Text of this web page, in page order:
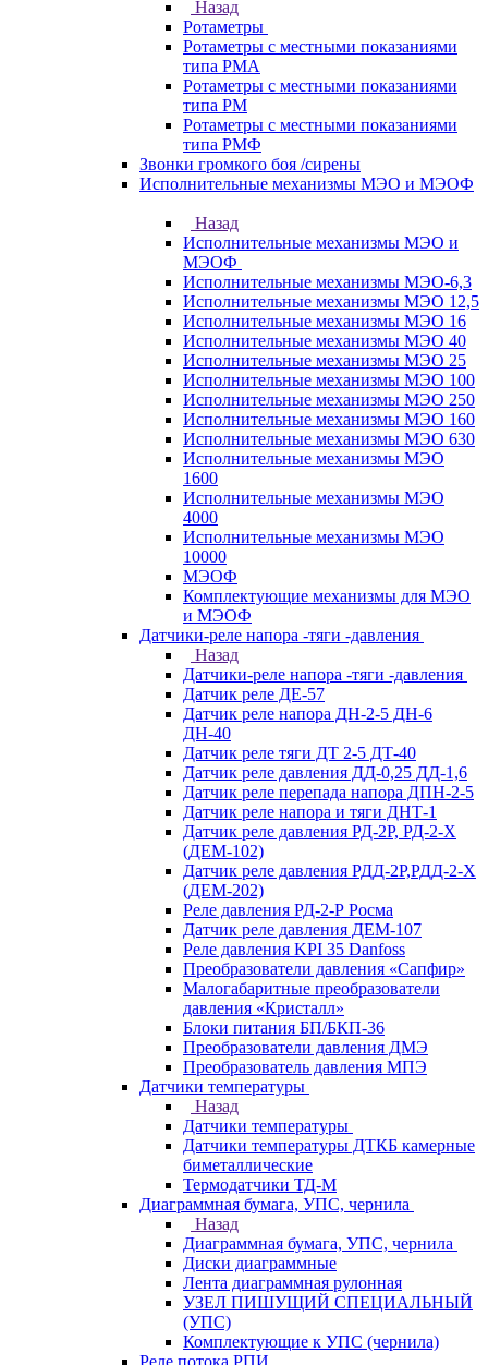
Назад
Ротаметры
Ротаметры с местными показаниями
типа РМА
Ротаметры с местными показаниями
типа РМ
Ротаметры с местными показаниями
типа РМФ
Звонки громкого боя /сирены
Исполнительные механизмы МЭО и МЭОФ
Назад
Исполнительные механизмы МЭО и
МЭОФ
Исполнительные механизмы МЭО-6,3
Исполнительные механизмы МЭО 12,5
Исполнительные механизмы МЭО 16
Исполнительные механизмы МЭО 40
Исполнительные механизмы МЭО 25
Исполнительные механизмы МЭО 100
Исполнительные механизмы МЭО 250
Исполнительные механизмы МЭО 160
Исполнительные механизмы МЭО 630
Исполнительные механизмы МЭО
1600
Исполнительные механизмы МЭО
4000
Исполнительные механизмы МЭО
10000
МЭОФ
Комплектующие механизмы для МЭО
и МЭОФ
Датчики-реле напора -тяги -давления
Назад
Датчики-реле напора -тяги -давления
Датчик реле ДЕ-57
Датчик реле напора ДН-2-5 ДН-6
ДН-40
Датчик реле тяги ДТ 2-5 ДТ-40
Датчик реле давления ДД-0,25 ДД-1,6
Датчик реле перепада напора ДПН-2-5
Датчик реле напора и тяги ДНТ-1
Датчик реле давления РД-2Р, РД-2-Х
(ДЕМ-102)
Датчик реле давления РДД-2Р,РДД-2-Х
(ДЕМ-202)
Реле давления РД-2-Р Росма
Датчик реле давления ДЕМ-107
Реле давления KPI 35 Danfoss
Преобразователи давления «Сапфир»
Малогабаритные преобразователи
давления «Кристалл»
Блоки питания БП/БКП-36
Преобразователи давления ДМЭ
Преобразователь давления МПЭ
Датчики температуры
Назад
Датчики температуры
Датчики температуры ДТКБ камерные
биметаллические
Термодатчики ТД-М
Диаграммная бумага, УПС, чернила
Назад
Диаграммная бумага, УПС, чернила
Диски диаграммные
Лента диаграммная рулонная
УЗЕЛ ПИШУЩИЙ СПЕЦИАЛЬНЫЙ
(УПС)
Комплектующие к УПС (чернила)
Реле потока РПИ